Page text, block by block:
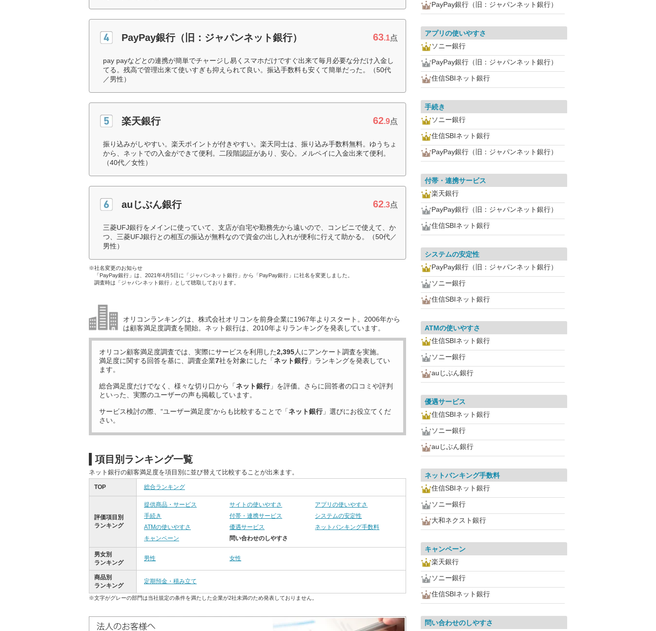
PayPay銀行（旧：ジャパンネット銀行） 63.1点
pay payなどとの連携が簡単でチャージし易くスマホだけですぐ出来て毎月必要な分だけ入金し
てる。残高で管理出来て使いすぎも抑えられて良い。振込手数料も安くて簡単だった。（50代
／男性）
楽天銀行 62.9点
振り込みがしやすい。楽天ポイントが付きやすい。楽天同士は、振り込み手数料無料。ゆうちょ
から、ネットでの入金ができて便利。二段階認証があり、安心。メルペイに入金出来て便利。
（40代／女性）
auじぶん銀行 62.3点
三菱UFJ銀行をメインに使っていて、支店が自宅や勤務先から遠いので、コンビニで使えて、か
つ、三菱UFJ銀行との相互の振込が無料なので資金の出し入れが便利に行えて助かる。（50代／
男性）
※社名変更のお知らせ
「PayPay銀行」は、2021年4月5日に「ジャパンネット銀行」から「PayPay銀行」に社名を変更しました。
調査時は「ジャパンネット銀行」として聴取しております。
オリコンランキングは、株式会社オリコンを前身企業に1967年よりスタート。2006年から
は顧客満足度調査を開始。ネット銀行は、2010年よりランキングを発表しています。
オリコン顧客満足度調査では、実際にサービスを利用した2,395人にアンケート調査を実施。
満足度に関する回答を基に、調査企業7社を対象にした「ネット銀行」ランキングを発表してい
ます。
総合満足度だけでなく、様々な切り口から「ネット銀行」を評価。さらに回答者の口コミや評判
といった、実際のユーザーの声も掲載しています。
サービス検討の際、“ユーザー満足度”からも比較することで「ネット銀行」選びにお役立てくだ
さい。
項目別ランキング一覧
ネット銀行の顧客満足度を項目別に並び替えて比較することが出来ます。
TOP 総合ランキング
評価項目別
ランキング
提供商品・サービス サイトの使いやすさ
アプリの使いやすさ
手続き
付帯・連携サービス
システムの安定性
ATMの使いやすさ
優遇サービス
ネットバンキング手数料
キャンペーン
問い合わせのしやすさ
男女別
ランキング
男性 女性
商品別
ランキング
定期預金・積み立て
※文字がグレーの部門は当社規定の条件を満たした企業が2社未満のため発表しておりません。
PayPay銀行（旧：ジャパンネット銀行）
アプリの使いやすさ
ソニー銀行
PayPay銀行（旧：ジャパンネット銀行）
住信SBIネット銀行
手続き
ソニー銀行
住信SBIネット銀行
PayPay銀行（旧：ジャパンネット銀行）
付帯・連携サービス
楽天銀行
PayPay銀行（旧：ジャパンネット銀行）
住信SBIネット銀行
システムの安定性
PayPay銀行（旧：ジャパンネット銀行）
ソニー銀行
住信SBIネット銀行
ATMの使いやすさ
住信SBIネット銀行
ソニー銀行
auじぶん銀行
優遇サービス
住信SBIネット銀行
ソニー銀行
auじぶん銀行
ネットバンキング手数料
住信SBIネット銀行
ソニー銀行
大和ネクスト銀行
キャンペーン
楽天銀行
ソニー銀行
住信SBIネット銀行
問い合わせのしやすさ